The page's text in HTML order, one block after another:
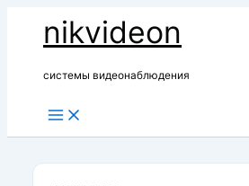
nikvideon
системы видеонаблюдения